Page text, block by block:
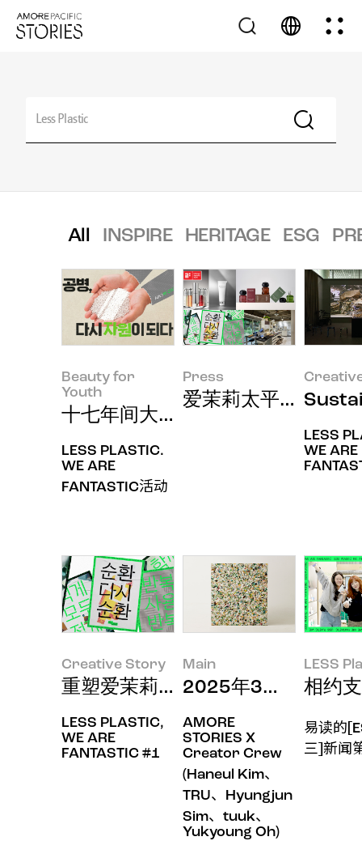
All INSPIRE HERITAGE ESG
Beauty for
Youth
十七年间大家携手共创的惊人纪录
LESS PLASTIC.
WE ARE
FANTASTIC活动
Press
爱茉莉太平洋斩获
LESS
WE ARE
Creative Story
重塑爱茉莉太平洋减塑活动品牌识
LESS PLASTIC,
WE ARE
FANTASTIC #1
Main
2025年3月印象
AMORE
STORIES X
Creator Crew
(Haneul Kim、
TRU、Hyungjun
Sim、tuuk、
Yukyoung Oh)
LESS
相约
易读的
三]新闻